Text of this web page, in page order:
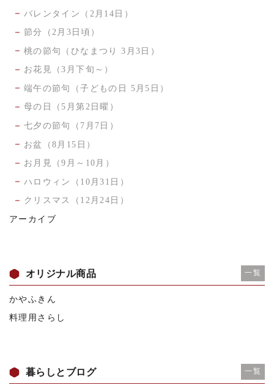
バレンタイン（2月14日）
節分（2月3日頃）
桃の節句（ひなまつり 3月3日）
お花見（3月下旬～）
端午の節句（子どもの日 5月5日）
母の日（5月第2日曜）
七夕の節句（7月7日）
お盆（8月15日）
お月見（9月～10月）
ハロウィン（10月31日）
クリスマス（12月24日）
アーカイブ
オリジナル商品 一覧
かやふきん
料理用さらし
暮らしとブログ 一覧